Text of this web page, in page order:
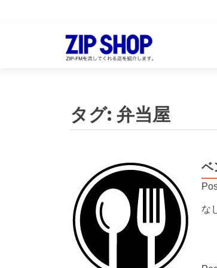
タグ: 弁当屋
ベ
な